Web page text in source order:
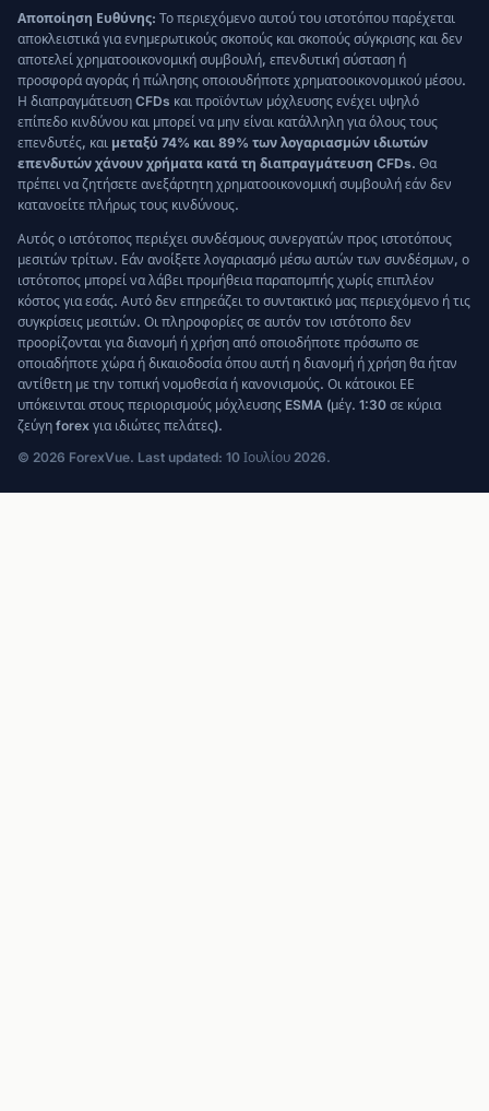
Αποποίηση Ευθύνης: Το περιεχόμενο αυτού του ιστοτόπου παρέχεται
αποκλειστικά για ενημερωτικούς σκοπούς και σκοπούς σύγκρισης και δεν
αποτελεί χρηματοοικονομική συμβουλή, επενδυτική σύσταση ή
προσφορά αγοράς ή πώλησης οποιουδήποτε χρηματοοικονομικού μέσου.
Η διαπραγμάτευση CFDs και προϊόντων μόχλευσης ενέχει υψηλό
επίπεδο κινδύνου και μπορεί να μην είναι κατάλληλη για όλους τους
επενδυτές, και μεταξύ 74% και 89% των λογαριασμών ιδιωτών
επενδυτών χάνουν χρήματα κατά τη διαπραγμάτευση CFDs. Θα
πρέπει να ζητήσετε ανεξάρτητη χρηματοοικονομική συμβουλή εάν δεν
κατανοείτε πλήρως τους κινδύνους.
Αυτός ο ιστότοπος περιέχει συνδέσμους συνεργατών προς ιστοτόπους
μεσιτών τρίτων. Εάν ανοίξετε λογαριασμό μέσω αυτών των συνδέσμων, ο
ιστότοπος μπορεί να λάβει προμήθεια παραπομπής χωρίς επιπλέον
κόστος για εσάς. Αυτό δεν επηρεάζει το συντακτικό μας περιεχόμενο ή τις
συγκρίσεις μεσιτών. Οι πληροφορίες σε αυτόν τον ιστότοπο δεν
προορίζονται για διανομή ή χρήση από οποιοδήποτε πρόσωπο σε
οποιαδήποτε χώρα ή δικαιοδοσία όπου αυτή η διανομή ή χρήση θα ήταν
αντίθετη με την τοπική νομοθεσία ή κανονισμούς. Οι κάτοικοι ΕΕ
υπόκεινται στους περιορισμούς μόχλευσης ESMA (μέγ. 1:30 σε κύρια
ζεύγη forex για ιδιώτες πελάτες).
© 2026 ForexVue. Last updated: 10 Ιουλίου 2026.